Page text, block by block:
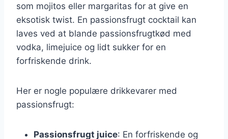
som mojitos eller margaritas for at give en
eksotisk twist. En passionsfrugt cocktail kan
laves ved at blande passionsfrugtkød med
vodka, limejuice og lidt sukker for en
forfriskende drink.
Her er nogle populære drikkevarer med
passionsfrugt:
Passionsfrugt juice: En forfriskende og